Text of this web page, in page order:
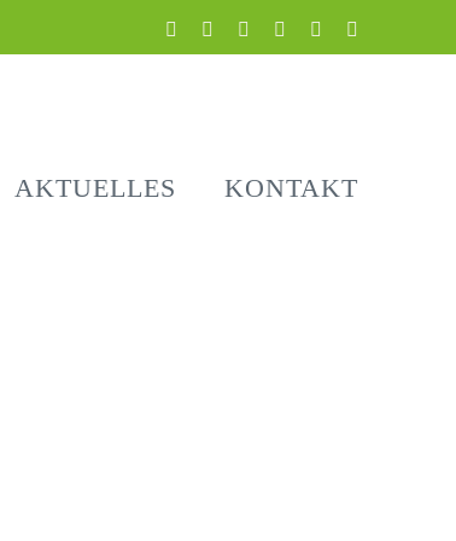
LinkedInFacebookInstagramYouTube
AKTUELLES KONTAKT